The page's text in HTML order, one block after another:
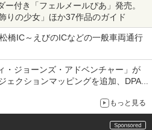
ー付き「フェルメールぴあ」発売。
りの少女」ほか37作品のガイド
橋IC～えびのICなどの一般車両通行
・ジョーンズ・アドベンチャー」が
ェクションマッピングを追加、DPA
もっと見る